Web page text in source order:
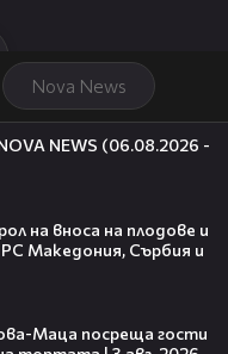
Nova News
NEWS (06.08.2026 -
на вноса на плодове и
Македония, Сърбия и
Маца посреща гости